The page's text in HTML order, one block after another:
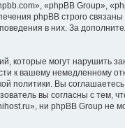
«phpBB Group»,
phpBB строго связаны
в них. За
которые могут нарушить
к вашему немедленному
политики. Вы соглашаетесь
вы согласны с тем,
ни phpBB Group не